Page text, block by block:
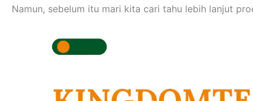
Namun, sebelum itu mari kita cari tahu lebih lanjut